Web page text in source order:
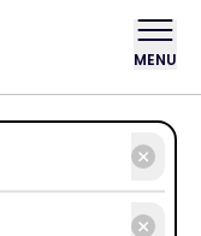
MENU